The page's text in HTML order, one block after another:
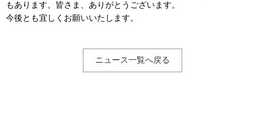
もあります。皆さま、ありがとうございます。
今後とも宜しくお願いいたします。
ニュース一覧へ戻る